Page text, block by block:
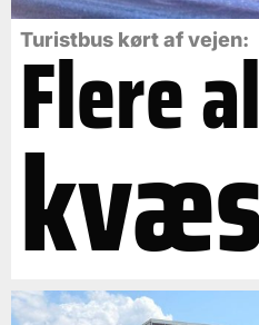
Turistbus kørt af vejen:
Flere